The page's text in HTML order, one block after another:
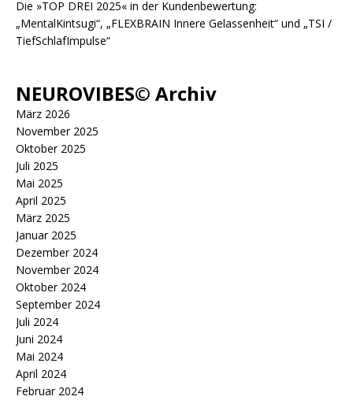
Die »TOP DREI 2025« in der Kundenbewertung:
„MentalKintsugi“, „FLEXBRAIN Innere Gelassenheit“ und „TSI /
TiefSchlafImpulse“
NEUROVIBES© Archiv
März 2026
November 2025
Oktober 2025
Juli 2025
Mai 2025
April 2025
März 2025
Januar 2025
Dezember 2024
November 2024
Oktober 2024
September 2024
Juli 2024
Juni 2024
Mai 2024
April 2024
Februar 2024